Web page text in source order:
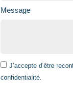
Message
J’accepte d’être
confidentialité.